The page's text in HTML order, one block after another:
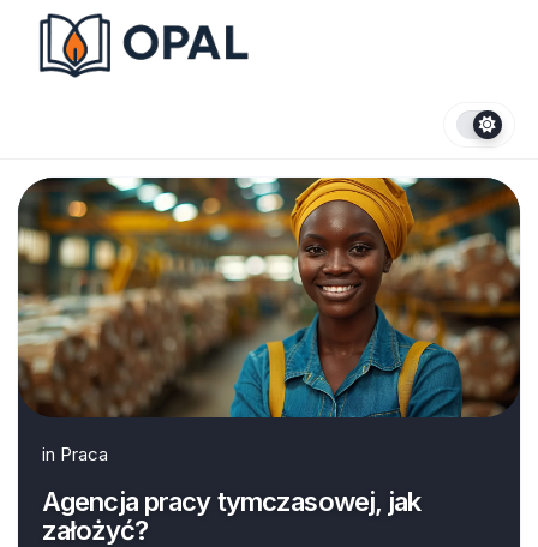
content
in Praca
Agencja pracy tymczasowej, jak
założyć?